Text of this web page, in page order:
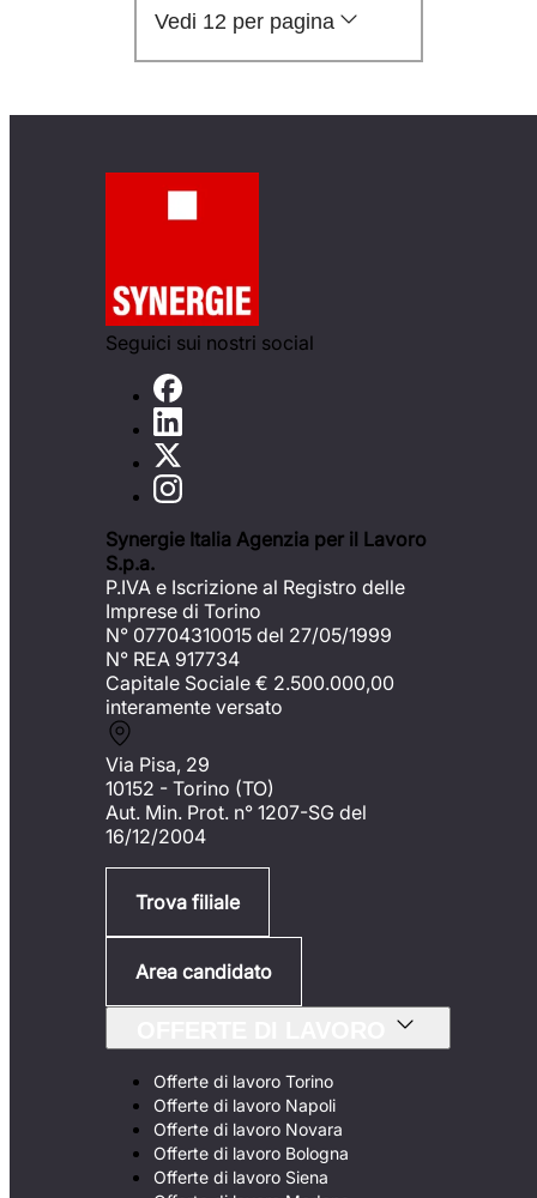
Vedi 12 per pagina
Seguici sui nostri social
Synergie Italia Agenzia per il Lavoro
S.p.a.
P.IVA e Iscrizione al Registro delle
Imprese di Torino
N° 07704310015 del 27/05/1999
N° REA 917734
Capitale Sociale € 2.500.000,00
interamente versato
Via Pisa, 29
10152 - Torino (TO)
Aut. Min. Prot. n° 1207-SG del
16/12/2004
Trova filiale
Area candidato
Offerte di lavoro Torino
Offerte di lavoro Napoli
Offerte di lavoro Novara
Offerte di lavoro Bologna
Offerte di lavoro Siena